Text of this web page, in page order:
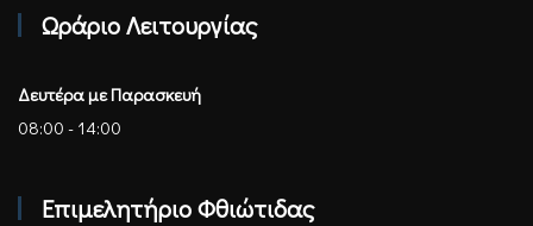
Ωράριο Λειτουργίας
Δευτέρα με Παρασκευή
08:00 - 14:00
Επιμελητήριο Φθιώτιδας